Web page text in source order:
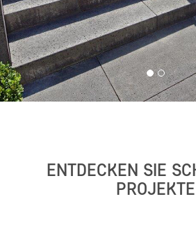
ENTDECKEN SIE
PROJEKTE